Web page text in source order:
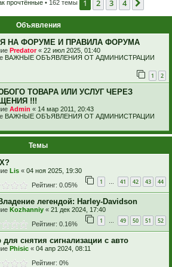
прочтённые• 162 темы 1 2 3 4
Объявления
НА ФОРУМЕ И ПРАВИЛА ФОРУМА
Predator« 22 июл 2025, 01:40
ВАЖНЫЕ ОБЪЯВЛЕНИЯ ОТ АДМИНИСТРАЦИИ
1 2
ТОВАРА ИЛИ УСЛУГ ЧЕРЕЗ
!!!
Admin « 14 мар 2011, 20:43
ВАЖНЫЕ ОБЪЯВЛЕНИЯ ОТ АДМИНИСТРАЦИИ
Темы
Lis « 04 ноя 2025, 19:30
1 … 41 42 43 44
Рейтинг: 0.05%
легендой: Harley-Davidson
Kozhanniy « 21 дек 2024, 17:40
1 … 49 50 51 52
Рейтинг: 0.16%
для снятия сигнализации с авто
Phisic « 04 апр 2024, 08:11
Рейтинг: 0%